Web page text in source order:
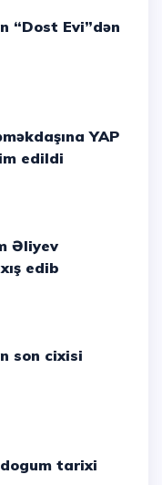
edildi
edib
son cixisi
dogum tarixi